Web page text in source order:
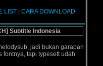
LIST| CARA DOWNLOAD
Subtitle Indonesia
jadi bukan garapan
tapi typesett udah